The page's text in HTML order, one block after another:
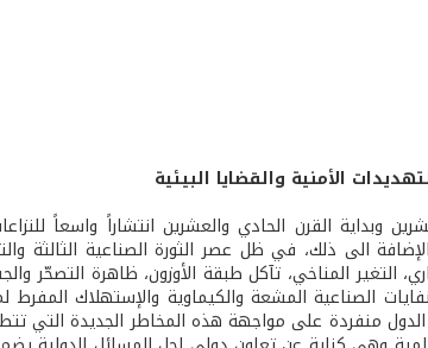
الأمنية والقضايا البيئية
وبداية القرن الحادي والعشرين انتشاراً واسعاً
الى ذلك، في ظل عصر الثورة الصناعية الثالثة
التغير المناخي، تآكل طبقة الأوزون، ظاهرة التصحّر
الصناعية المشعة والكيماوية والإستهلاك
الدول منفردة على مواجهة هذه المخاطر الجديدة التي